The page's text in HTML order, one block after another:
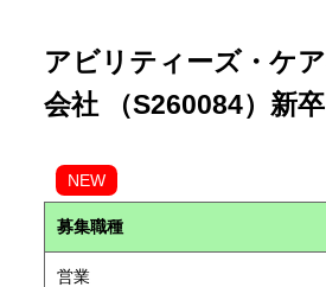
アビリティーズ・ケ
会社 （S260084）新卒
NEW
募集職種
営業